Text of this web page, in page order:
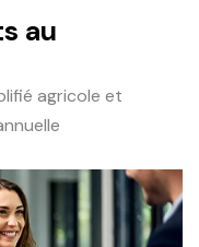
au
agricole et